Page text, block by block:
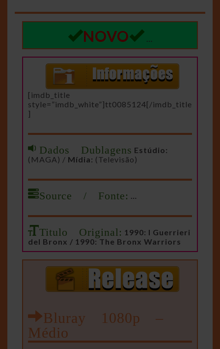
NOVO …
[imdb_title
style=”imdb_white”]tt0085124[/imdb_title
]
Dados Dublagens Estúdio:
(MAGA) / Mídia: (Televisão)
Source / Fonte: …
Titulo Original: 1990: I Guerrieri
del Bronx / 1990: The Bronx Warriors
Bluray 1080p –
Médio